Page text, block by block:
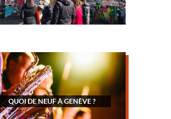
QUOI DE NEUF À GENÈVE ?